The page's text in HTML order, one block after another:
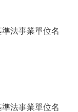
法事業單位名
法事業單位名